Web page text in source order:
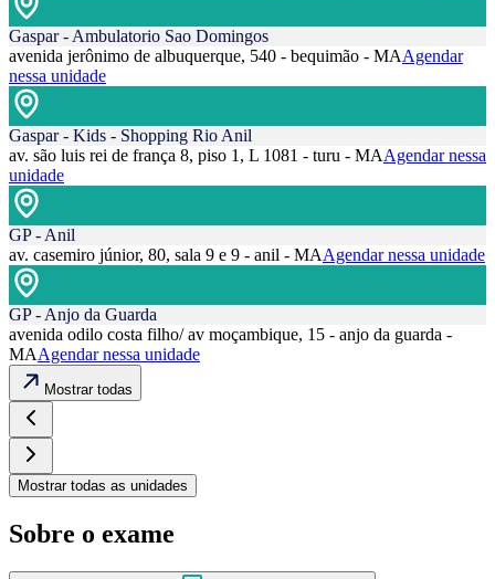
Gaspar - Ambulatorio Sao Domingos
avenida jerônimo de albuquerque, 540 - bequimão - MAAgendar
nessa unidade
Gaspar - Kids - Shopping Rio Anil
av. são luis rei de frança 8, piso 1, L 1081 - turu - MAAgendar nessa
unidade
GP - Anil
av. casemiro júnior, 80, sala 9 e 9 - anil - MAAgendar nessa unidade
GP - Anjo da Guarda
avenida odilo costa filho/ av moçambique, 15 - anjo da guarda -
MAAgendar nessa unidade
Mostrar todas
Mostrar todas as unidades
Sobre o exame